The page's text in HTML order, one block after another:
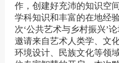
作，创建好充沛的知识空
学科知识和丰富的在地经
次‘公共艺术与乡村振兴’
邀请来自艺术人类学、文
环境设计、民族文化等领